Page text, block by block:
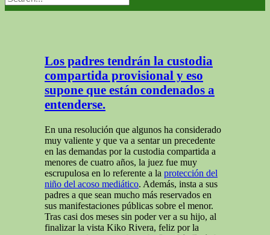
Los padres tendrán la custodia
compartida provisional y eso
supone que están condenados a
entenderse.
En una resolución que algunos ha considerado
muy valiente y que va a sentar un precedente
en las demandas por la custodia compartida a
menores de cuatro años, la juez fue muy
escrupulosa en lo referente a la protección del
niño del acoso mediático. Además, insta a sus
padres a que sean mucho más reservados en
sus manifestaciones públicas sobre el menor.
Tras casi dos meses sin poder ver a su hijo, al
finalizar la vista Kiko Rivera, feliz por la